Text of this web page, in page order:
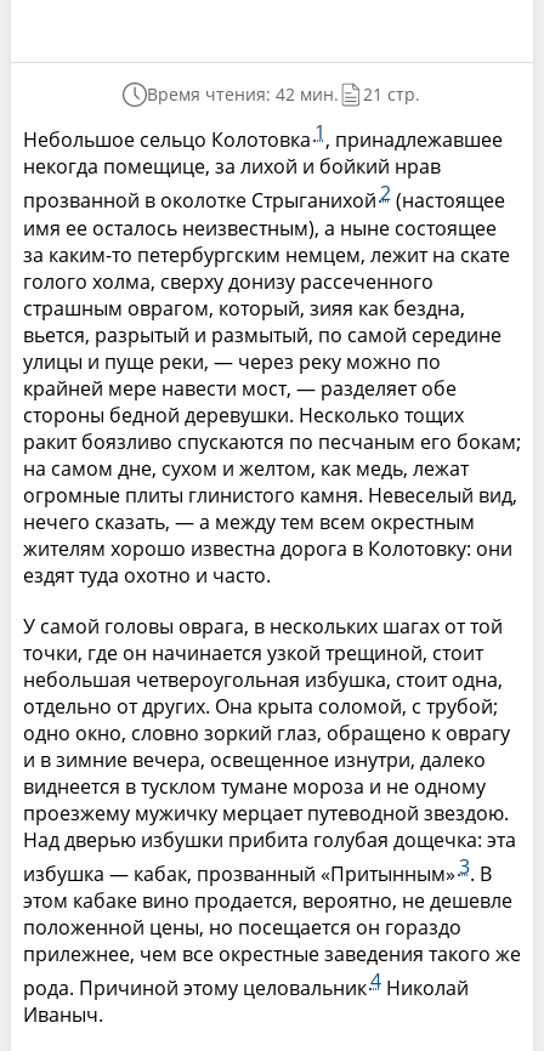
Время чтения: 42 мин. 21 стр.
Небольшое сельцо Колотовка 1, принадлежавшее
некогда помещице, за лихой и бойкий нрав
прозванной в околотке Стрыганихой2(настоящее
имя ее осталось неизвестным), а ныне состоящее
за каким-то петербургским немцем, лежит на скате
голого холма, сверху донизу рассеченного
страшным оврагом, который, зияя как бездна,
вьется, разрытый и размытый, по самой середине
улицы и пуще реки, — через реку можно по
крайней мере навести мост, — разделяет обе
стороны бедной деревушки. Несколько тощих
ракит боязливо спускаются по песчаным его бокам;
на самом дне, сухом и желтом, как медь, лежат
огромные плиты глинистого камня. Невеселый вид,
нечего сказать, — а между тем всем окрестным
жителям хорошо известна дорога в Колотовку: они
ездят туда охотно и часто.
У самой головы оврага, в нескольких шагах от той
точки, где он начинается узкой трещиной, стоит
небольшая четвероугольная избушка, стоит одна,
отдельно от других. Она крыта соломой, с трубой;
одно окно, словно зоркий глаз, обращено к оврагу
и в зимние вечера, освещенное изнутри, далеко
виднеется в тусклом тумане мороза и не одному
проезжему мужичку мерцает путеводной звездою.
Над дверью избушки прибита голубая дощечка: эта
избушка — кабак, прозванный «Притынным»3. В
этом кабаке вино продается, вероятно, не дешевле
положенной цены, но посещается он гораздо
прилежнее, чем все окрестные заведения такого же
рода. Причиной этому целовальник4Николай
Иваныч.